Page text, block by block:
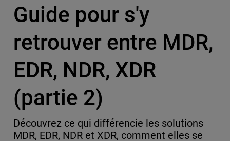
Guide pour s'y
retrouver entre MDR,
EDR, NDR, XDR
(partie 2)
Découvrez ce qui différencie les solutions
MDR, EDR, NDR et XDR, comment elles se